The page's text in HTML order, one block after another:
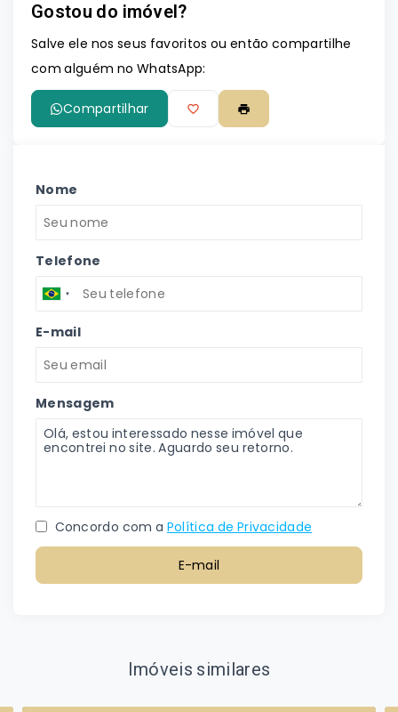
Gostou do imóvel?
Salve ele nos seus favoritos ou então compartilhe
com alguém no WhatsApp:
Compartilhar
Nome
Telefone
E-mail
Mensagem
Concordo com a Política de Privacidade
E-mail
Imóveis similares